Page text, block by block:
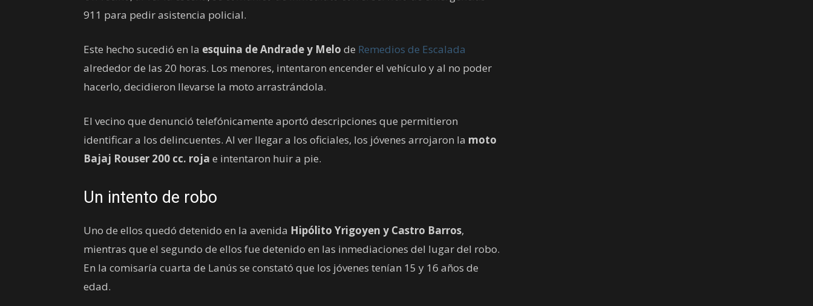
911 para pedir asistencia policial.
Este hecho sucedió en la esquina de Andrade y Melo de Remedios de Escalada
alrededor de las 20 horas. Los menores, intentaron encender el vehículo y al no poder
hacerlo, decidieron llevarse la moto arrastrándola.
El vecino que denunció telefónicamente aportó descripciones que permitieron
identificar a los delincuentes. Al ver llegar a los oficiales, los jóvenes arrojaron la moto
Bajaj Rouser 200 cc. roja e intentaron huir a pie.
Un intento de robo
Uno de ellos quedó detenido en la avenida Hipólito Yrigoyen y Castro Barros,
mientras que el segundo de ellos fue detenido en las inmediaciones del lugar del robo.
En la comisaría cuarta de Lanús se constató que los jóvenes tenían 15 y 16 años de
edad.